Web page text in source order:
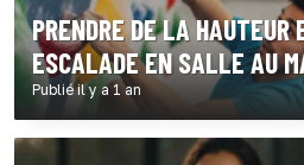
PRENDRE DE LA HAUTEUR
ESCALADE EN SALLE AU
Publié il y a 1 an